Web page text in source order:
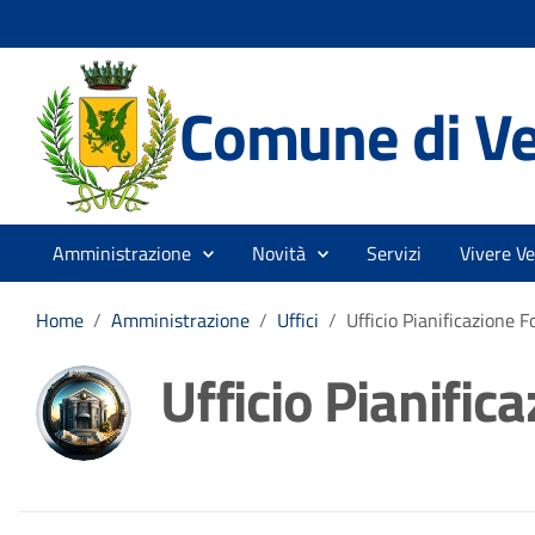
Comune di
Amministrazione Novità Servizi Vivere
Home / Amministrazione / Uffici / Ufficio Pianificazione
Ufficio